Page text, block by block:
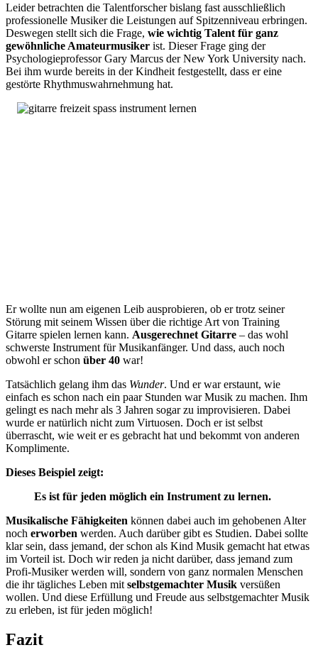
Leider betrachten die Talentforscher bislang fast ausschließlich
professionelle Musiker die Leistungen auf Spitzenniveau erbringen.
Deswegen stellt sich die Frage, wie wichtig Talent für ganz
gewöhnliche Amateurmusiker ist. Dieser Frage ging der
Psychologieprofessor Gary Marcus der New York University nach.
Bei ihm wurde bereits in der Kindheit festgestellt, dass er eine
gestörte Rhythmuswahrnehmung hat.
Er wollte nun am eigenen Leib ausprobieren, ob er trotz seiner
Störung mit seinem Wissen über die richtige Art von Training
Gitarre spielen lernen kann. Ausgerechnet Gitarre – das wohl
schwerste Instrument für Musikanfänger. Und dass, auch noch
obwohl er schon über 40 war!
Tatsächlich gelang ihm das Wunder. Und er war erstaunt, wie
einfach es schon nach ein paar Stunden war Musik zu machen. Ihm
gelingt es nach mehr als 3 Jahren sogar zu improvisieren. Dabei
wurde er natürlich nicht zum Virtuosen. Doch er ist selbst
überrascht, wie weit er es gebracht hat und bekommt von anderen
Komplimente.
Dieses Beispiel zeigt:
Es ist für jeden möglich ein Instrument zu lernen.
Musikalische Fähigkeiten können dabei auch im gehobenen Alter
noch erworben werden. Auch darüber gibt es Studien. Dabei sollte
klar sein, dass jemand, der schon als Kind Musik gemacht hat etwas
im Vorteil ist. Doch wir reden ja nicht darüber, dass jemand zum
Profi-Musiker werden will, sondern von ganz normalen Menschen
die ihr tägliches Leben mit selbstgemachter Musik versüßen
wollen. Und diese Erfüllung und Freude aus selbstgemachter Musik
zu erleben, ist für jeden möglich!
Fazit